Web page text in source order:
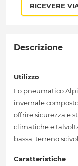
RICEVERE
Descrizione
Utilizzo
Lo pneumatico
invernale
offrire sicurezza e
climatiche e
bassa, terreno
Caratteristiche